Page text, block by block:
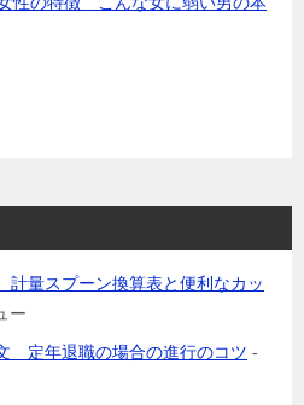
量スプーン換算表と便利なカッ
ー
定年退職の場合の進行のコツ -